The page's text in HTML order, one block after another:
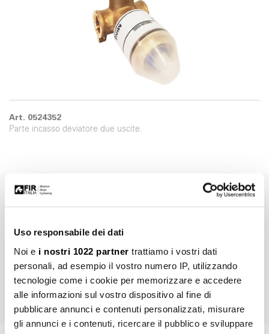
Uso responsabile dei dati
Noi e i nostri 1022 partner trattiamo i vostri dati
personali, ad esempio il vostro numero IP, utilizzando
tecnologie come i cookie per memorizzare e accedere
alle informazioni sul vostro dispositivo al fine di
pubblicare annunci e contenuti personalizzati, misurare
gli annunci e i contenuti, ricercare il pubblico e sviluppare
Art. 0524352
Parte incasso deviatore due uscite.
tutelati dal diritto d’autore e dal diritto del marchio. La riproduzione
elettronici, sia per l'utilizzo privato che per quello commerciale, sono
espressamente vietate senza preventiva autorizzazione di Fir Italia
S.p.A.